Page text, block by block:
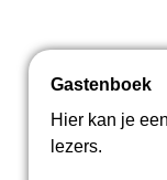
Gastenboek
Hier kan je
lezers.